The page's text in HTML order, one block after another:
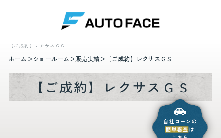
【ご成約】レクサスＧＳ
ホーム ショールーム 販売実績 【ご成約】レクサスＧＳ
【ご成約】レクサスＧＳ